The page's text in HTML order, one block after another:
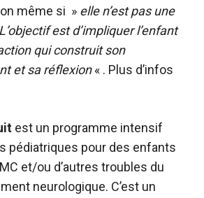
même si » elle n’est pas une
est d’impliquer l’enfant
qui construit son
et sa réflexion« . Plus d’infos
est un programme intensif
pédiatriques pour des enfants
et/ou d’autres troubles du
neurologique. C’est un